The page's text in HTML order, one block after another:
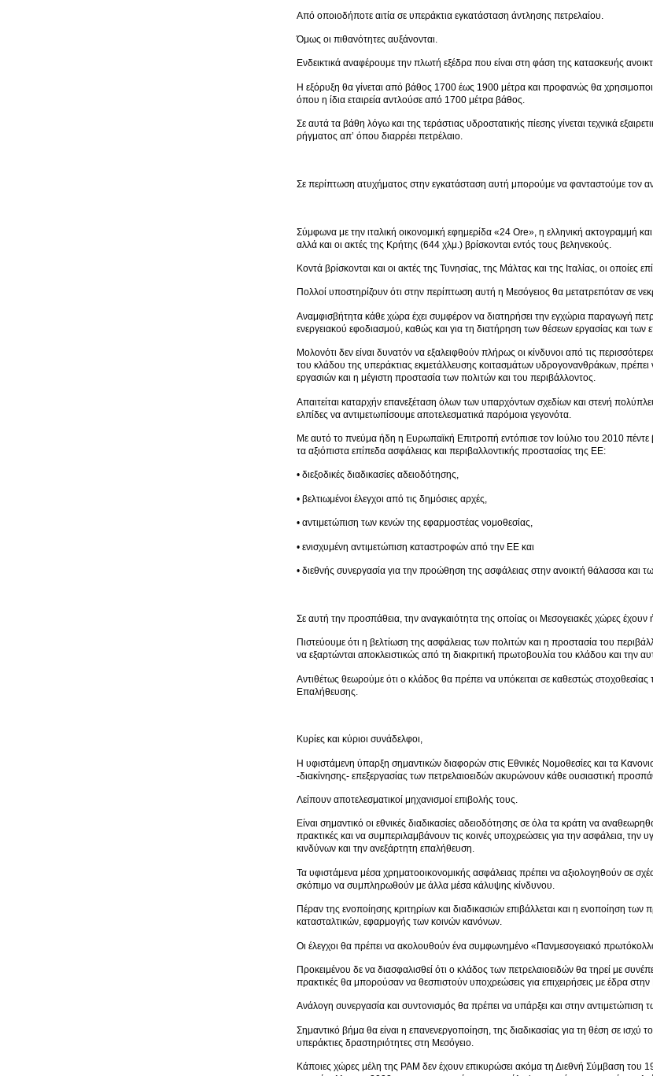
Από οποιοδήποτε αιτία σε υπεράκτια εγκατάσταση άντλησης πετρελαίου.
Όμως οι πιθανότητες αυξάνονται.
Ενδεικτικά αναφέρουμε την πλωτή εξέδρα που είναι στη φάση της κατασκευής
Η εξόρυξη θα γίνεται από βάθος 1700 έως 1900 μέτρα και προφανώς θα
όπου η ίδια εταιρεία αντλούσε από 1700 μέτρα βάθος.
Σε αυτά τα βάθη λόγω και της τεράστιας υδροστατικής πίεσης γίνεται τεχνικά
ρήγματος απ’ όπου διαρρέει πετρέλαιο.
Σε περίπτωση ατυχήματος στην εγκατάσταση αυτή μπορούμε να φανταστούμε τον
Σύμφωνα με την ιταλική οικονομική εφημερίδα «24 Ore», η ελληνική ακτογραμμή
αλλά και οι ακτές της Κρήτης (644 χλμ.) βρίσκονται εντός τους βεληνεκούς.
Κοντά βρίσκονται και οι ακτές της Τυνησίας, της Μάλτας και της Ιταλίας, οι οποίες
Πολλοί υποστηρίζουν ότι στην περίπτωση αυτή η Μεσόγειος θα μετατρεπόταν σε
Αναμφισβήτητα κάθε χώρα έχει συμφέρον να διατηρήσει την εγχώρια παραγωγή
ενεργειακού εφοδιασμού, καθώς και για τη διατήρηση των θέσεων εργασίας και των
Μολονότι δεν είναι δυνατόν να εξαλειφθούν πλήρως οι κίνδυνοι από τις
του κλάδου της υπεράκτιας εκμετάλλευσης κοιτασμάτων υδρογονανθράκων, πρέπει
εργασιών και η μέγιστη προστασία των πολιτών και του περιβάλλοντος.
Απαιτείται καταρχήν επανεξέταση όλων των υπαρχόντων σχεδίων και στενή
ελπίδες να αντιμετωπίσουμε αποτελεσματικά παρόμοια γεγονότα.
Με αυτό το πνεύμα ήδη η Ευρωπαϊκή Επιτροπή εντόπισε τον Ιούλιο του 2010 πέντε
τα αξιόπιστα επίπεδα ασφάλειας και περιβαλλοντικής προστασίας της ΕΕ:
• διεξοδικές διαδικασίες αδειοδότησης,
• βελτιωμένοι έλεγχοι από τις δημόσιες αρχές,
• αντιμετώπιση των κενών της εφαρμοστέας νομοθεσίας,
• ενισχυμένη αντιμετώπιση καταστροφών από την ΕΕ και
• διεθνής συνεργασία για την προώθηση της ασφάλειας στην ανοικτή θάλασσα και
Σε αυτή την προσπάθεια, την αναγκαιότητα της οποίας οι Μεσογειακές χώρες έχουν
Πιστεύουμε ότι η βελτίωση της ασφάλειας των πολιτών και η προστασία του
να εξαρτώνται αποκλειστικώς από τη διακριτική πρωτοβουλία του κλάδου και την
Αντιθέτως θεωρούμε ότι ο κλάδος θα πρέπει να υπόκειται σε καθεστώς
Επαλήθευσης.
Κυρίες και κύριοι συνάδελφοι,
Η υφιστάμενη ύπαρξη σημαντικών διαφορών στις Εθνικές Νομοθεσίες και τα
-διακίνησης- επεξεργασίας των πετρελαιοειδών ακυρώνουν κάθε ουσιαστική
Λείπουν αποτελεσματικοί μηχανισμοί επιβολής τους.
Είναι σημαντικό οι εθνικές διαδικασίες αδειοδότησης σε όλα τα κράτη να
πρακτικές και να συμπεριλαμβάνουν τις κοινές υποχρεώσεις για την ασφάλεια, την
κινδύνων και την ανεξάρτητη επαλήθευση.
Τα υφιστάμενα μέσα χρηματοοικονομικής ασφάλειας πρέπει να αξιολογηθούν σε
σκόπιμο να συμπληρωθούν με άλλα μέσα κάλυψης κίνδυνου.
Πέραν της ενοποίησης κριτηρίων και διαδικασιών επιβάλλεται και η ενοποίηση
κατασταλτικών, εφαρμογής των κοινών κανόνων.
Οι έλεγχοι θα πρέπει να ακολουθούν ένα συμφωνημένο «Πανμεσογειακό
Προκειμένου δε να διασφαλισθεί ότι ο κλάδος των πετρελαιοειδών θα τηρεί με
πρακτικές θα μπορούσαν να θεσπιστούν υποχρεώσεις για επιχειρήσεις με έδρα
Ανάλογη συνεργασία και συντονισμός θα πρέπει να υπάρξει και στην αντιμετώπιση
Σημαντικό βήμα θα είναι η επανενεργοποίηση, της διαδικασίας για τη θέση σε
υπεράκτιες δραστηριότητες στη Μεσόγειο.
Κάποιες χώρες μέλη της ΡΑΜ δεν έχουν επικυρώσει ακόμα τη Διεθνή Σύμβαση του